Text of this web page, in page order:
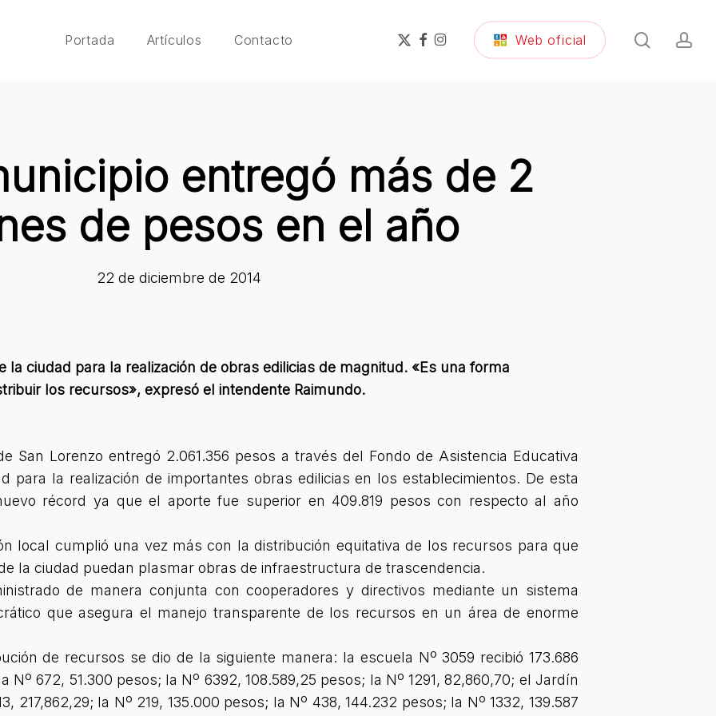
Portada Artículos Contacto
x-
twitter
facebook
instagram Web oficial search
entregó más de 2
de pesos en el año
22 de diciembre de 2014
la ciudad para la realización de obras edilicias de magnitud. «Es una forma
los recursos», expresó el intendente Raimundo.
San Lorenzo entregó 2.061.356 pesos a través del Fondo de Asistencia Educativa
para la realización de importantes obras edilicias en los establecimientos. De esta
récord ya que el aporte fue superior en 409.819 pesos con respecto al año
local cumplió una vez más con la distribución equitativa de los recursos para que
la ciudad puedan plasmar obras de infraestructura de trascendencia.
de manera conjunta con cooperadores y directivos mediante un sistema
que asegura el manejo transparente de los recursos en un área de enorme
de recursos se dio de la siguiente manera: la escuela Nº 3059 recibió 173.686
Nº 672, 51.300 pesos; la Nº 6392, 108.589,25 pesos; la Nº 1291, 82,860,70; el Jardín
217,862,29; la Nº 219, 135.000 pesos; la Nº 438, 144.232 pesos; la Nº 1332, 139.587